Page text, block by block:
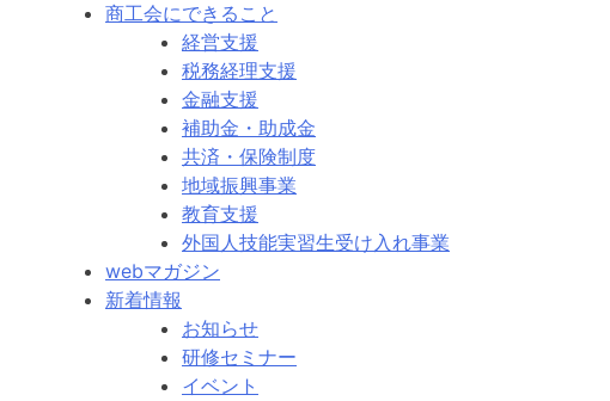
商工会にできること
経営支援
税務経理支援
金融支援
補助金・助成金
共済・保険制度
地域振興事業
教育支援
外国人技能実習生受け入れ事業
webマガジン
新着情報
お知らせ
研修セミナー
イベント